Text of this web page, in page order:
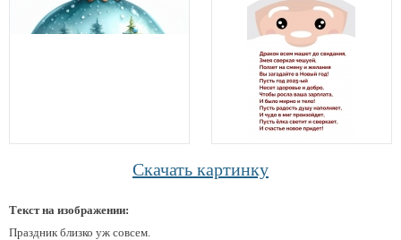
Скачать картинку
Текст на изображении:
Праздник близко уж совсем.